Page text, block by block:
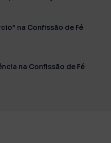
na Confissão de Fé
na Confissão de Fé